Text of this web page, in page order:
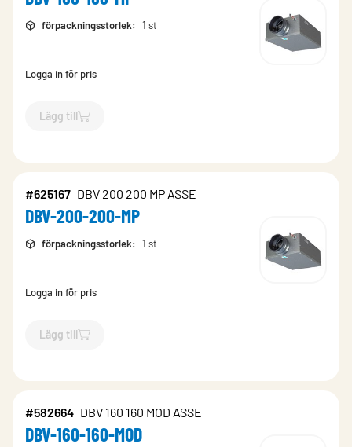
förpackningsstorlek: 1 st
Logga in för pris
Lägg till
`$Lägg till
#625167 DBV 200 200 MP ASSE
DBV-200-200-MP
förpackningsstorlek: 1 st
Logga in för pris
Lägg till
`$Lägg till
#582664 DBV 160 160 MOD ASSE
DBV-160-160-MOD